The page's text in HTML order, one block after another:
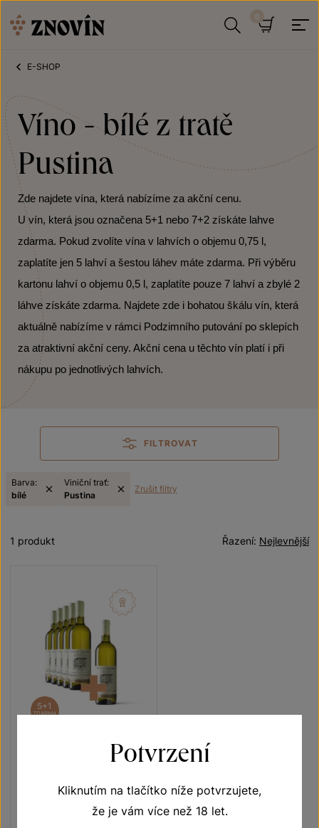
E-SHOP
Víno - bílé z tratě
Pustina
Zde najdete vína, která nabízíme za akční cenu.
U vín, která jsou označena 5+1 nebo 7+2 získáte lahve
zdarma. Pokud zvolíte vína v lahvích o objemu 0,75 l,
zaplatíte jen 5 lahví a šestou láhev máte zdarma. Při výběru
kartonu lahví o objemu 0,5 l, zaplatíte pouze 7 lahví a zbylé 2
láhve získáte zdarma. Najdete zde i bohatou škálu vín, která
aktuálně nabízíme v rámci Podzimního putování po sklepích
za atraktivní akční ceny. Akční cena u těchto vín platí i při
nákupu po jednotlivých lahvích.
FILTROVAT
Barva:
bílé
Viniční trať:
Pustina
Zrušit filtry
Nejlevnější
Řazení:
1 produkt
5+1
ZDARMA
Muškát Ottonel 5+1
moravské zemské víno 2020
Šarže 0380
Kč
Potvrzení
Kliknutím na tlačítko níže potvrzujete,
že je vám více než 18 let.